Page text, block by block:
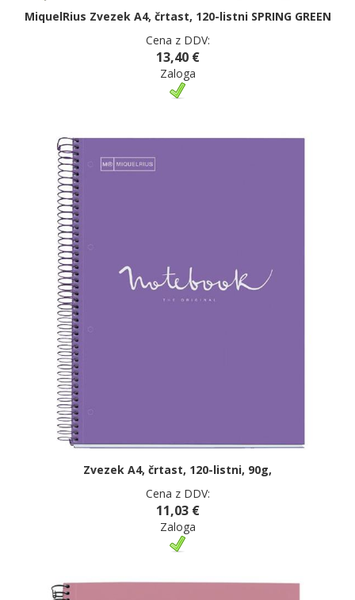
MiquelRius Zvezek A4, črtast, 120-listni SPRING GREEN
Cena z DDV:
13,40 €
Zaloga
Zvezek A4, črtast, 120-listni, 90g,
Cena z DDV:
11,03 €
Zaloga